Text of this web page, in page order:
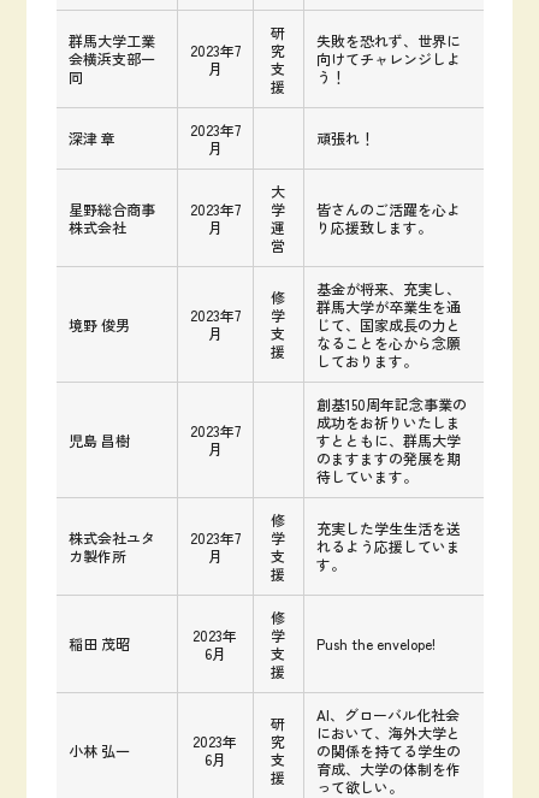
群馬大学工業
会横浜支部一
同
2023年7
月
研
究
支
援
失敗を恐れず、世界に
向けてチャレンジしよ
う！
深津 章
2023年7
月
頑張れ！
星野総合商事
株式会社
2023年7
月
大
学
運
営
皆さんのご活躍を心よ
り応援致します。
境野 俊男
2023年7
月
修
学
支
援
基金が将来、充実し、
群馬大学が卒業生を通
じて、国家成長の力と
なることを心から念願
しております。
児島 昌樹
2023年7
月
創基150周年記念事業の
成功をお祈りいたしま
すとともに、群馬大学
のますますの発展を期
待しています。
株式会社ユタ
カ製作所
2023年7
月
修
学
支
援
充実した学生生活を送
れるよう応援していま
す。
稲田 茂昭
2023年
6月
修
学
支
援
Push the envelope!
小林 弘一
2023年
6月
研
究
支
援
AI、グローバル化社会
において、海外大学と
の関係を持てる学生の
育成、大学の体制を作
って欲しい。